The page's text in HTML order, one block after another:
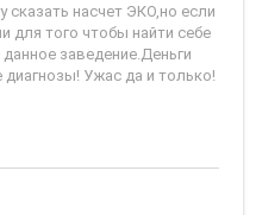
сказать насчет ЭКО,но если
для того чтобы найти себе
заведение.Деньги
Ужас да и только!